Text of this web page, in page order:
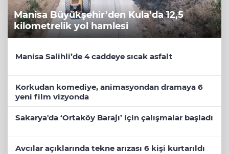
Manisa Büyükşehir’den Kula’da 12,5
kilometrelik yol hamlesi
Manisa Salihli’de 4 caddeye sıcak asfalt
Korkudan komediye, animasyondan dramaya 6
yeni film vizyonda
Sakarya'da ‘Ortaköy Barajı’ için çalışmalar başladı
Avcılar açıklarında tekne arızası 6 kişi kurtarıldı